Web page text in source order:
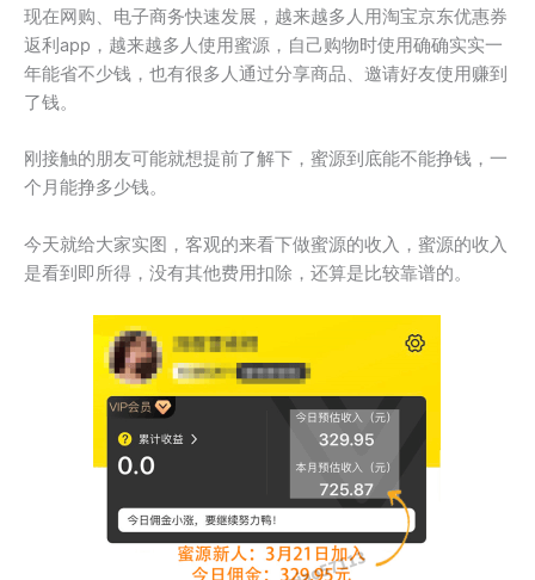
现在网购、电子商务快速发展，越来越多人用淘宝京东优惠券
返利app，越来越多人使用蜜源，自己购物时使用确确实实一
年能省不少钱，也有很多人通过分享商品、邀请好友使用赚到
了钱。
刚接触的朋友可能就想提前了解下，蜜源到底能不能挣钱，一
个月能挣多少钱。
今天就给大家实图，客观的来看下做蜜源的收入，蜜源的收入
是看到即所得，没有其他费用扣除，还算是比较靠谱的。